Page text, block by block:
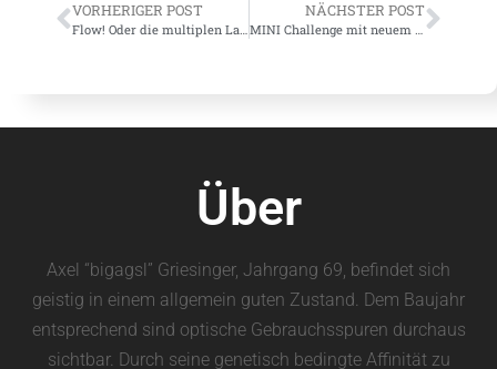
VORHERIGER POST
Flow! Oder die multiplen Landmänner
NÄCHSTER POST
MINI Challenge mit neuem Safety Car
Über
Axel “bigagsl” Griesinger, Jahrgang 69, befindet sich
geistig in einem allgemein guten Zustand. Dem Baujahr
entsprechend sind optische Gebrauchsspuren durchaus
sichtbar. Durch seine genetisch bedingte Affinität zu